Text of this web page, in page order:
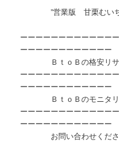
”営業版 甘栗むいち
ーーーーーーーーーーーー
ーーーーーーーーーーーー
ＢｔｏＢの格安リサー
ーーーーーーーーーーーー
ーーーーーーーーーーーー
ＢｔｏＢのモニタリン
ーーーーーーーーーーーー
ーーーーーーーーーーーー
お問い合わせくださ